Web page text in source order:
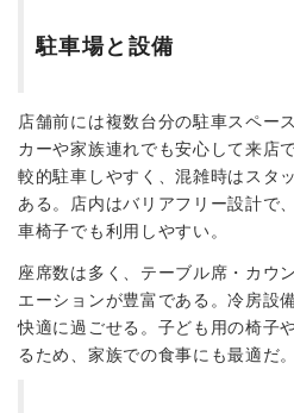
駐車場と設備
店舗前には複数台分の駐車スペー
カーや家族連れでも安心して来店
較的駐車しやすく、混雑時はスタ
ある。店内はバリアフリー設計で
車椅子でも利用しやすい。
座席数は多く、テーブル席・カウ
エーションが豊富である。冷房設
快適に過ごせる。子ども用の椅子
るため、家族での食事にも最適だ。